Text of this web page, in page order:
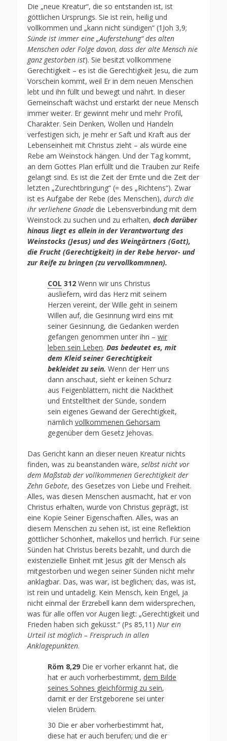
Die „neue Kreatur“, die so entstanden ist, ist
göttlichen Ursprungs. Sie ist rein, heilig und
vollkommen und „kann nicht sündigen“ (1Joh 3,9;
Sünde ist immer eine „Auferstehung“ des alten
Menschen oder Folge davon, dass der alte Mensch nie
ganz gestorben ist). Sie besitzt vollkommene
Gerechtigkeit – es ist die Gerechtigkeit Jesu, die zum
Vorschein kommt, weil Er in dem neuen Menschen
lebt und ihn füllt und bewegt und nährt. In dieser
Gemeinschaft wächst und erstarkt der neue Mensch
immer weiter. Er gewinnt mehr und mehr Profil,
Charakter. Sein Denken, Wollen und Handeln
verfestigen sich, je mehr er Saft und Kraft aus der
Lebenseinheit mit Christus zieht – als würde eine
Rebe am Weinstock hängen. Und der Tag kommt,
an dem Gottes Plan erfüllt und die Trauben zur Reife
gelangt sind. Es ist die Zeit der Ernte und die Zeit der
letzten „Zurechtbringung“ (= des „Richtens“). Zwar
ist es Aufgabe der Rebe (des Menschen), durch die
ihr verliehene Gnade die Lebensverbindung mit dem
Weinstock zu suchen und zu erhalten, doch darüber
hinaus liegt es allein in der Verantwortung des
Weinstocks (Jesus) und des Weingärtners (Gott),
die Frucht (Gerechtigkeit) in der Rebe hervor- und
zur Reife zu bringen (zu vervollkommnen).
COL 312 Wenn wir uns Christus
ausliefern, wird das Herz mit seinem
Herzen vereint, der Wille geht in seinem
Willen auf, die Gesinnung wird eins mit
seiner Gesinnung, die Gedanken werden
gefangen genommen unter ihn – wir
leben sein Leben. Das bedeutet es, mit
dem Kleid seiner Gerechtigkeit
bekleidet zu sein. Wenn der Herr uns
dann anschaut, sieht er keinen Schurz
aus Feigenblättern, nicht die Nacktheit
und Entstelltheit der Sünde, sondern
sein eigenes Gewand der Gerechtigkeit,
nämlich vollkommenen Gehorsam
gegenüber dem Gesetz Jehovas.
Das Gericht kann an dieser neuen Kreatur nichts
finden, was zu beanstanden wäre, selbst nicht vor
dem Maßstab der vollkommenen Gerechtigkeit der
Zehn Gebote, des Gesetzes von Liebe und Freiheit.
Alles, was diesen Menschen ausmacht, hat er von
Christus erhalten, wurde von Christus geprägt, ist
eine Kopie Seiner Eigenschaften. Alles, was an
diesem Menschen zu sehen ist, ist eine Reflektion
göttlicher Schönheit, makellos und herrlich. Für seine
Sünden hat Christus bereits bezahlt, und durch die
existenzielle Einheit mit Jesus gilt der Mensch als
mitgestorben und wegen seiner Sünden nicht mehr
anklagbar. Das, was war, ist beglichen; das, was ist,
ist rein und untadelig. Kein Mensch, kein Engel, ja
nicht einmal der Erzrebell kann dem widersprechen,
was für alle offen vor Augen liegt: „Gerechtigkeit und
Frieden haben sich geküsst.“ (Ps 85,11) Nur ein
Urteil ist möglich – Freispruch in allen
Anklagepunkten.
Röm 8,29 Die er vorher erkannt hat, die
hat er auch vorherbestimmt, dem Bilde
seines Sohnes gleichförmig zu sein,
damit er der Erstgeborene sei unter
vielen Brüdern.
30 Die er aber vorherbestimmt hat,
diese hat er auch berufen; und die er